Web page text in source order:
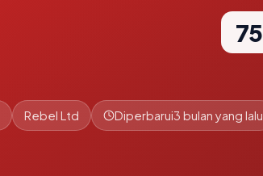
75
Rebel Ltd Diperbarui3 bulan yang lalu